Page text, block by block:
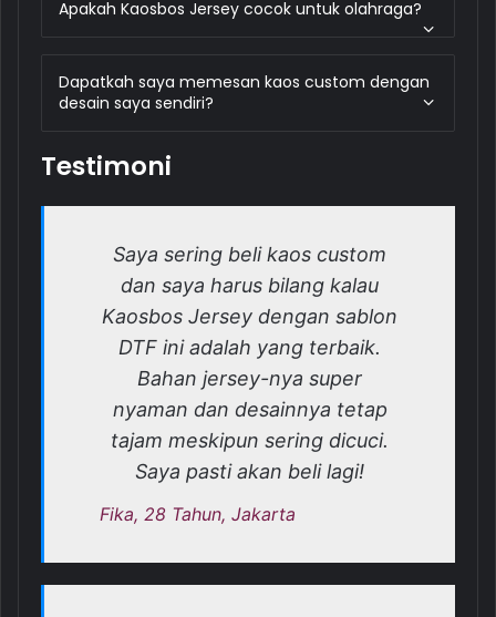
Apakah Kaosbos Jersey cocok untuk olahraga?
Dapatkah saya memesan kaos custom dengan
desain saya sendiri?
Testimoni
Saya sering beli kaos custom
dan saya harus bilang kalau
Kaosbos Jersey dengan sablon
DTF ini adalah yang terbaik.
Bahan jersey-nya super
nyaman dan desainnya tetap
tajam meskipun sering dicuci.
Saya pasti akan beli lagi!
Fika, 28 Tahun, Jakarta